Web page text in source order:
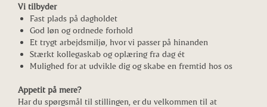
Vi tilbyder
Fast plads på dagholdet
God løn og ordnede forhold
Et trygt arbejdsmiljø, hvor vi passer på hinanden
Stærkt kollegaskab og oplæring fra dag ét
Mulighed for at udvikle dig og skabe en fremtid hos os
Appetit på mere?
Har du spørgsmål til stillingen, er du velkommen til at